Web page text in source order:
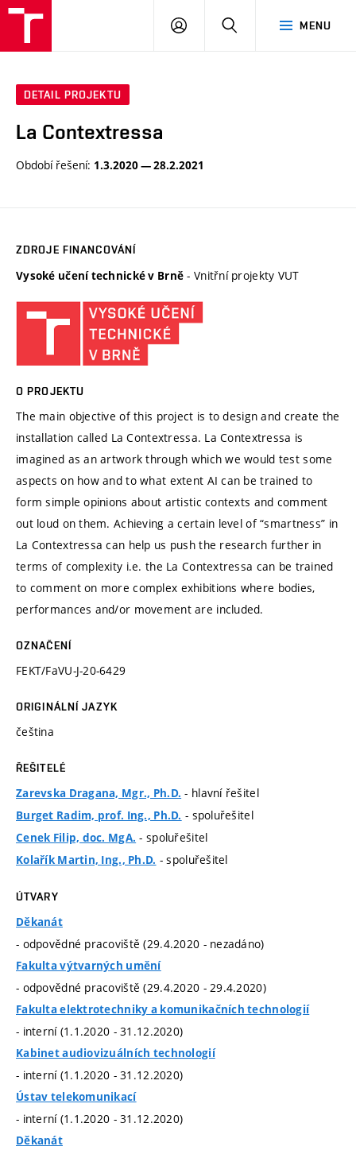
MENU
PŘIHLÁSIT
DETAIL PROJEKTU
La Contextressa
Období řešení: 1.3.2020 — 28.2.2021
ZDROJE FINANCOVÁNÍ
Vysoké učení technické v Brně - Vnitřní projekty VUT
O PROJEKTU
The main objective of this project is to design and create the
installation called La Contextressa. La Contextressa is
imagined as an artwork through which we would test some
aspects on how and to what extent AI can be trained to
form simple opinions about artistic contexts and comment
out loud on them. Achieving a certain level of “smartness” in
La Contextressa can help us push the research further in
terms of complexity i.e. the La Contextressa can be trained
to comment on more complex exhibitions where bodies,
performances and/or movement are included.
OZNAČENÍ
FEKT/FaVU-J-20-6429
ORIGINÁLNÍ JAZYK
čeština
ŘEŠITELÉ
Zarevska Dragana, Mgr., Ph.D. - hlavní řešitel
Burget Radim, prof. Ing., Ph.D. - spoluřešitel
Cenek Filip, doc. MgA. - spoluřešitel
Kolařík Martin, Ing., Ph.D. - spoluřešitel
ÚTVARY
Děkanát
- odpovědné pracoviště (29.4.2020 - nezadáno)
Fakulta výtvarných umění
- odpovědné pracoviště (29.4.2020 - 29.4.2020)
Fakulta elektrotechniky a komunikačních technologií
- interní (1.1.2020 - 31.12.2020)
Kabinet audiovizuálních technologií
- interní (1.1.2020 - 31.12.2020)
Ústav telekomunikací
- interní (1.1.2020 - 31.12.2020)
Děkanát